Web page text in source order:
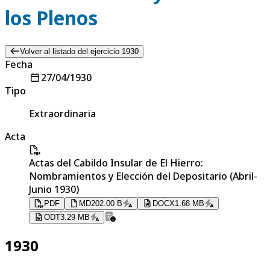
los Plenos
Volver al listado del ejercicio 1930
Fecha
27/04/1930
Tipo
Extraordinaria
Acta
Actas del Cabildo Insular de El Hierro:
Nombramientos y Elección del Depositario (Abril-
Junio 1930)
PDF MD202.00 B DOCX1.68 MB
ODT3.29 MB
1930